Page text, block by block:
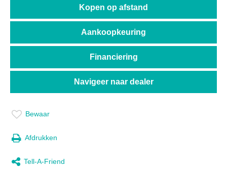
Kopen op afstand
Aankoopkeuring
Financiering
Navigeer naar dealer
Bewaar
Afdrukken
Tell-A-Friend